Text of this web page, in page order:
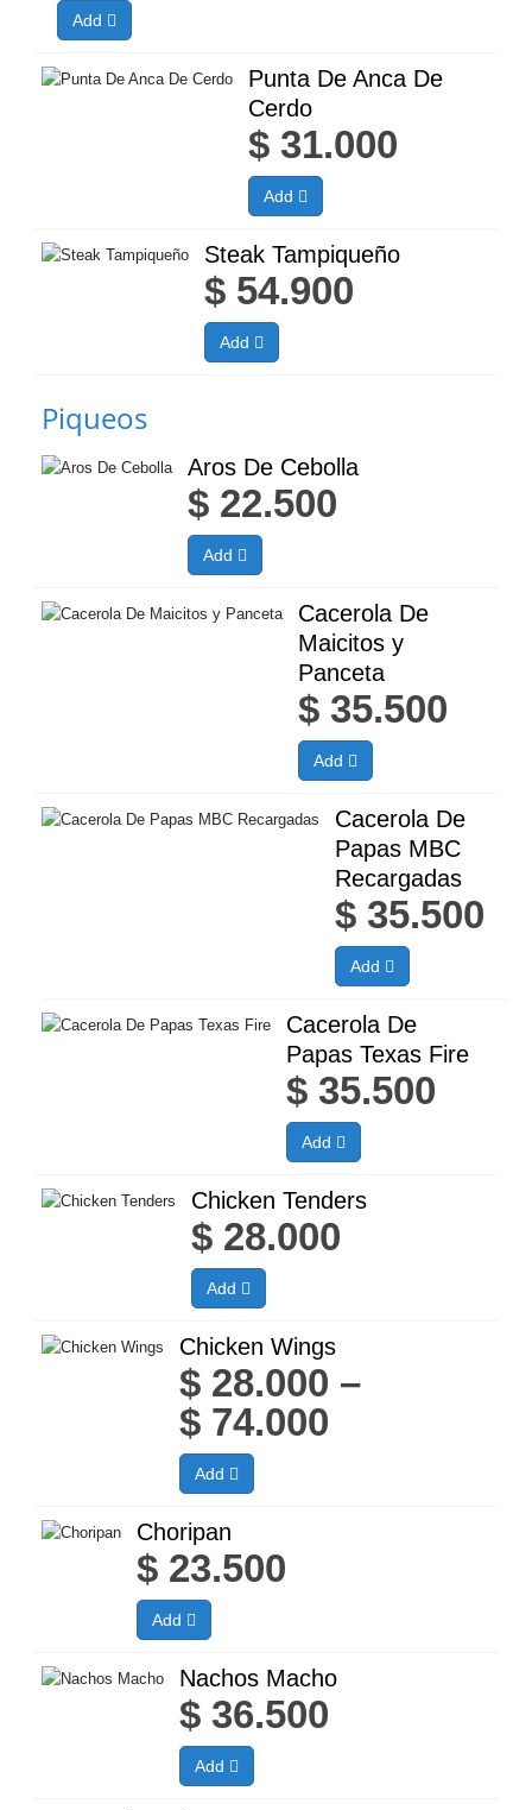
Add
Punta De Anca De
Cerdo
$ 31.000
Add
Steak Tampiqueño
$ 54.900
Add
Piqueos
Aros De Cebolla
$ 22.500
Add
Cacerola De
Maicitos y
Panceta
$ 35.500
Add
Cacerola De
Papas MBC
Recargadas
$ 35.500
Add
Cacerola De
Papas Texas Fire
$ 35.500
Add
Chicken Tenders
$ 28.000
Add
Chicken Wings
$ 28.000 –
$ 74.000
Add
Choripan
$ 23.500
Add
Nachos Macho
$ 36.500
Add